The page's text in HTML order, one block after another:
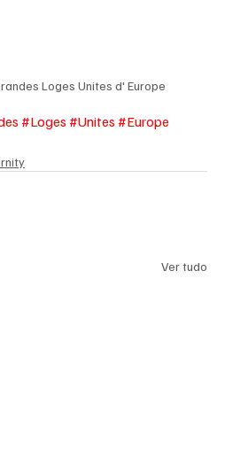
Loges Unites d' Europe
#Loges #Unites #Europe
Ver tudo